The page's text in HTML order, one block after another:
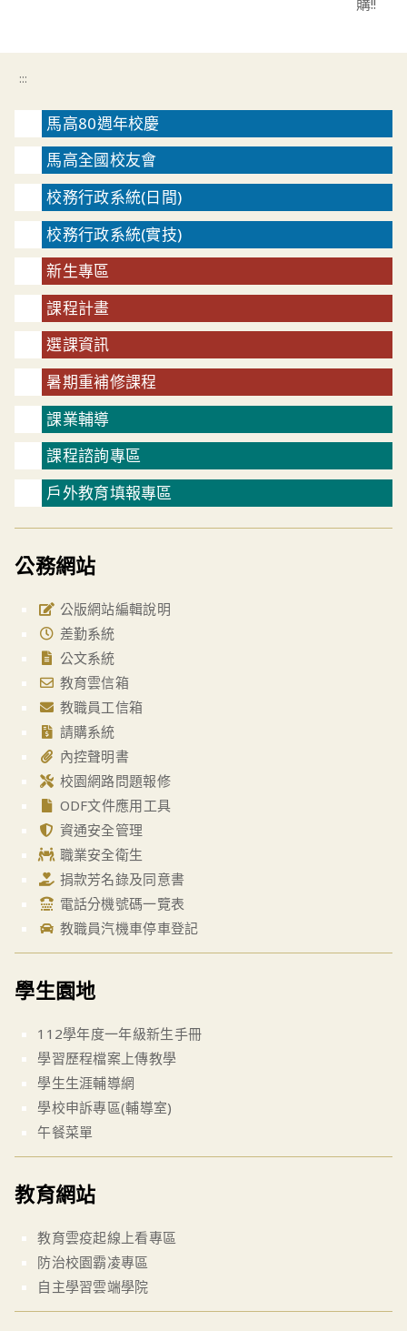
:::
馬高80週年校慶
馬高全國校友會
校務行政系統(日間)
校務行政系統(實技)
新生專區
課程計畫
選課資訊
暑期重補修課程
課業輔導
課程諮詢專區
戶外教育填報專區
公務網站
公版網站編輯說明
差勤系統
公文系統
教育雲信箱
教職員工信箱
請購系統
內控聲明書
校園網路問題報修
ODF文件應用工具
資通安全管理
職業安全衛生
捐款芳名錄及同意書
電話分機號碼一覽表
教職員汽機車停車登記
學生園地
112學年度一年級新生手冊
學習歷程檔案上傳教學
學生生涯輔導網
學校申訴專區(輔導室)
午餐菜單
教育網站
教育雲疫起線上看專區
防治校園霸凌專區
自主學習雲端學院